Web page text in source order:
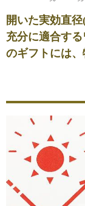
開いた実効直
充分に適合す
のギフトには、